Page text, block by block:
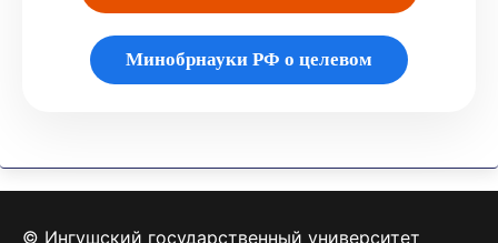
Минобрнауки РФ о целевом
© Ингушский государственный университет